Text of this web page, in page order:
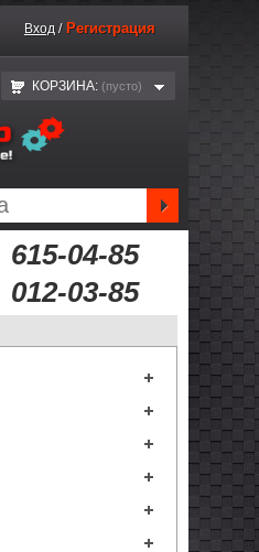
615-04-85
012-03-85
Вход / Регистрация
КОРЗИНА: (пустo)